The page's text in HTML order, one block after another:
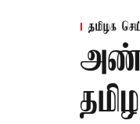
தமிழக